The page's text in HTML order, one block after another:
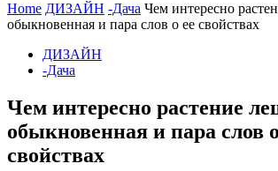
Home ДИЗАЙН -Дача Чем интересно
обыкновенная и пара слов о ее свойствах
ДИЗАЙН
-Дача
Чем интересно растение
обыкновенная и пара слов
свойствах